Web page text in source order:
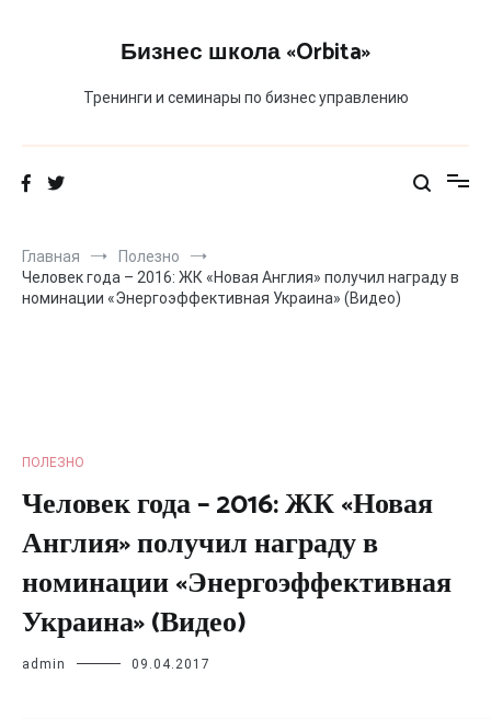
Бизнес школа «Orbita»
Тренинги и семинары по бизнес управлению
Главная
Полезно
Человек года – 2016: ЖК «Новая Англия» получил награду в
номинации «Энергоэффективная Украина» (Видео)
ПОЛЕЗНО
Человек года – 2016: ЖК «Новая
Англия» получил награду в
номинации «Энергоэффективная
Украина» (Видео)
admin 09.04.2017